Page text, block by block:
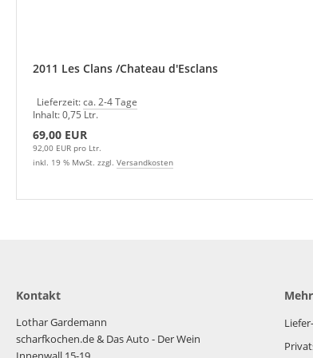
2011 Les Clans /Chateau d'Esclans
Lieferzeit:ca. 2-4 Tage
Inhalt: 0,75 Ltr.
69,00 EUR
92,00 EUR pro Ltr.
inkl. 19 % MwSt. zzgl. Versandkosten
Kontakt
Lothar Gardemann
scharfkochen.de& Das Auto - Der Wein